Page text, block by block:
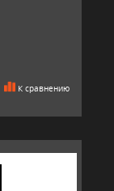
К сравнению